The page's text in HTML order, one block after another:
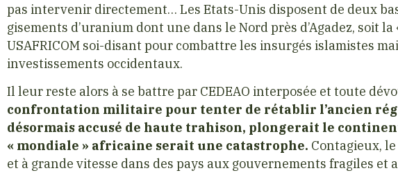
pas intervenir directement… Les Etats-Unis disposent de deux
gisements d’uranium dont une dans le Nord près d’Agadez, soit la
USAFRICOM soi-disant pour combattre les insurgés islamistes
investissements occidentaux.
Il leur reste alors à se battre par CEDEAO interposée et toute
confrontation militaire pour tenter de rétablir l’ancien
désormais accusé de haute trahison, plongerait le
« mondiale » africaine serait une catastrophe. Contagieux,
et à grande vitesse dans des pays aux gouvernements fragiles